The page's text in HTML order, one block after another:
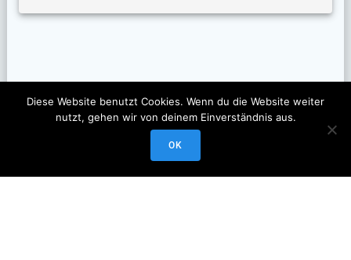
Diese Website benutzt Cookies. Wenn du die Website weiter
nutzt, gehen wir von deinem Einverständnis aus.
OK